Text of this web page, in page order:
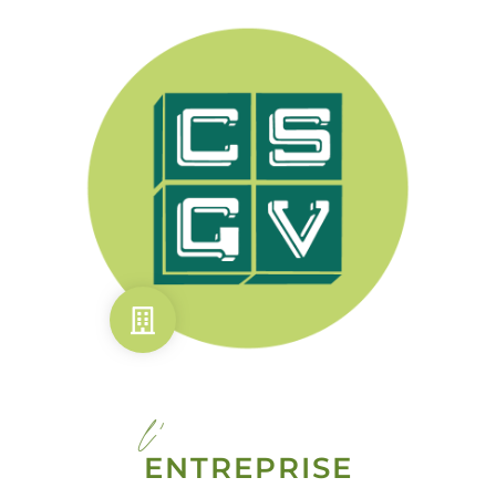
l'
ENTREPRISE